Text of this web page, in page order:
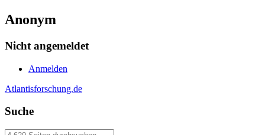
Anonym
Nicht angemeldet
Anmelden
Atlantisforschung.de
Suche